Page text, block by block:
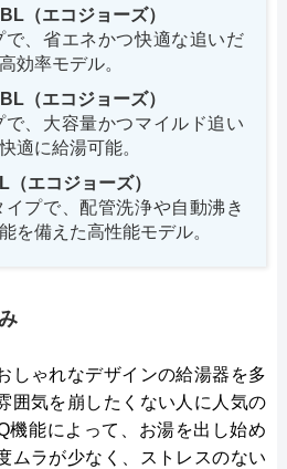
（エコジョーズ）
で、省エネかつ快適な追いだ
効率モデル。
（エコジョーズ）
、大容量かつマイルド追い
適に給湯可能。
エコジョーズ）
プで、配管洗浄や自動沸き
を備えた高性能モデル。
しゃれなデザインの給湯器を多
囲気を崩したくない人に人気の
機能によって、お湯を出し始め
ムラが少なく、ストレスのない